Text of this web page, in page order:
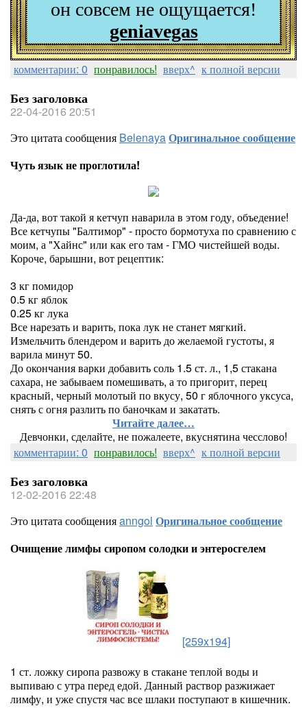
он совсем не ощущается!
geniavegas
комментарии: 0 понравилось! вверх^ к полной версии
Без заголовка
22-04-2016 20:51
Это цитата сообщения BelenayaОригинальное сообщение
Чуть язык не проглотила!
Да-да, вот такой я кетчуп наварила в этом году, объедение!
Все кетчупы "Балтимор" - просто бормотуха по сравнению с
моим, а "Хайнс" или как его там - ГМО чистейшей воды.
Короче, барышни, вот рецептик:
3 кг помидор
0.5 кг яблок
0.25 кг лука
Все нарезать и варить, пока лук не станет мягкий.
Измельчить блендером и варить до желаемой густоты, я
варила минут 50.
До окончания варки добавить соль 1.5 ст. л., 1,5 стакана
сахара, не забываем помешивать, а то пригорит, перец
красный, черный молотый по вкусу, 50 г яблочного уксуса,
снять с огня разлить по баночкам и закатать.
Читайте далее…
Девчонки, сделайте, не пожалеете, вкуснятина чесслово!
комментарии: 0 понравилось! вверх^ к полной версии
Без заголовка
12-02-2016 22:48
Это цитата сообщенияanngol Оригинальное сообщение
Очищение лимфы сиропом солодки и энтеросгелем
[259x194]
1 ст. ложку сиропа развожу в стакане теплой воды и
выпиваю с утра перед едой. Данный раствор разжижает
лимфу, и уже спустя час все шлаки поступают в кишечник.